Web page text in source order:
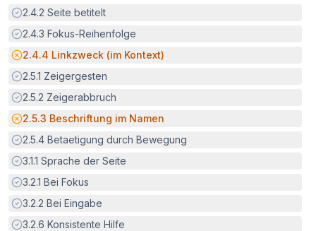
Erfüllt:
2.4.2 Seite betitelt
Erfüllt:
2.4.3 Fokus-Reihenfolge
Potenzielle Barriere:
2.4.4 Linkzweck (im Kontext)
Erfüllt:
2.5.1 Zeigergesten
Erfüllt:
2.5.2 Zeigerabbruch
Potenzielle Barriere:
2.5.3 Beschriftung im Namen
Erfüllt:
2.5.4 Betaetigung durch Bewegung
Erfüllt:
3.1.1 Sprache der Seite
Erfüllt:
3.2.1 Bei Fokus
Erfüllt:
3.2.2 Bei Eingabe
Erfüllt:
3.2.6 Konsistente Hilfe